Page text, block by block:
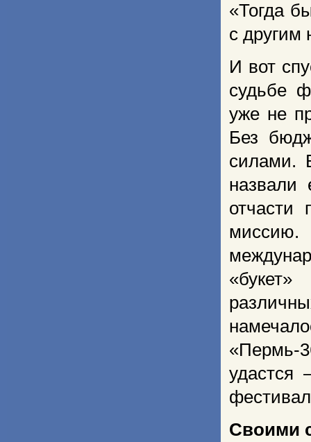
«Тогда
с другим
И вот
судьбе
уже не
Без
силами.
назвали
отчасти
«Пермь-
удастся
Своими